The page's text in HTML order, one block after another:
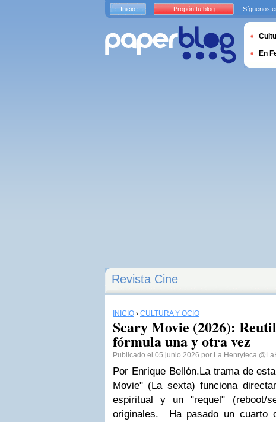
Revista Cine
INICIO › CULTURA Y OCIO
Scary Movie (2026):
fórmula una y otra vez
Publicado el 05 junio 2026 por La Henryteca
Por Enrique Bellón.La trama de
Movie" (La sexta) funciona
espiritual y un "requel" (reboot/
originales. Ha pasado un cuarto
Inicio Propón tu blog Síguenos
En